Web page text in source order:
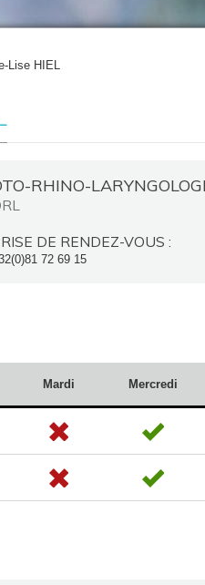
Lise HIEL
RHINO-
DE RENDEZ-VOUS :
72 69 15
Mardi Mercredi